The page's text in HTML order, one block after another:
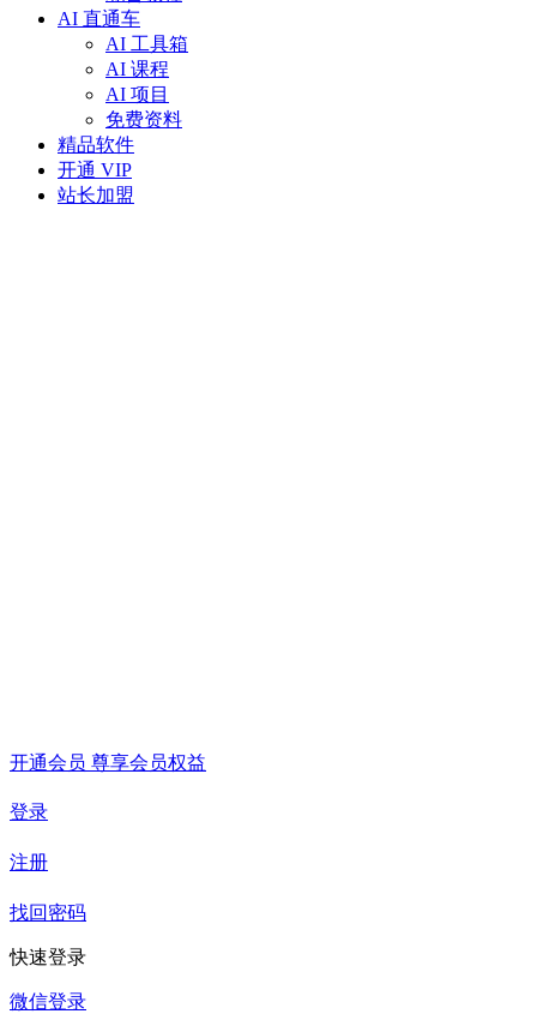
AI 直通车
AI 工具箱
AI 课程
AI 项目
免费资料
精品软件
开通 VIP
站长加盟
开通会员 尊享会员权益
登录
注册
找回密码
快速登录
微信登录